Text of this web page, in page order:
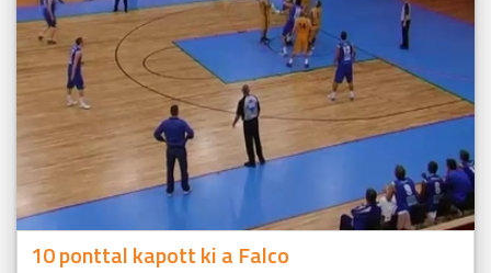
10 ponttal kapott ki a Falco